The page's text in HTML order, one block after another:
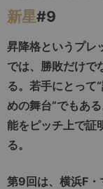
新星#9
昇降格というプレ
では、勝敗だけで
る。若手にとって
めの舞台”でもあ
能をピッチ上で証
る。
第9回は、横浜F・